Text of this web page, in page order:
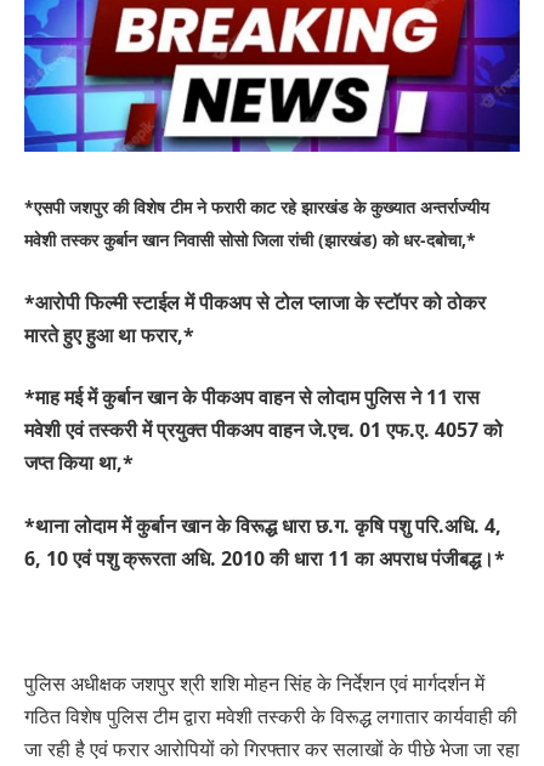
*एसपी जशपुर की विशेष टीम ने फरारी काट रहे झारखंड के कुख्यात अन्तर्राज्यीय
मवेशी तस्कर कुर्बान खान निवासी सोसो जिला रांची (झारखंड) को धर-दबोचा,*
*आरोपी फिल्मी स्टाईल में पीकअप से टोल प्लाजा के स्टॉपर को ठोकर
मारते हुए हुआ था फरार,*
*माह मई में कुर्बान खान के पीकअप वाहन से लोदाम पुलिस ने 11 रास
मवेशी एवं तस्करी में प्रयुक्त पीकअप वाहन जे.एच. 01 एफ.ए. 4057 को
जप्त किया था,*
*थाना लोदाम में कुर्बान खान के विरूद्ध धारा छ.ग. कृषि पशु परि.अधि. 4,
6, 10 एवं पशु क्रूरता अधि. 2010 की धारा 11 का अपराध पंजीबद्ध।*
पुलिस अधीक्षक जशपुर श्री शशि मोहन सिंह के निर्देशन एवं मार्गदर्शन में
गठित विशेष पुलिस टीम द्वारा मवेशी तस्करी के विरूद्ध लगातार कार्यवाही की
जा रही है एवं फरार आरोपियों को गिरफ्तार कर सलाखों के पीछे भेजा जा रहा